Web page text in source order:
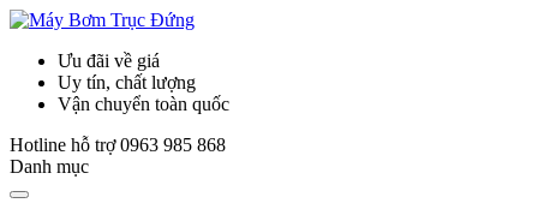
Ưu đãi về giá
Uy tín, chất lượng
Vận chuyển toàn quốc
Hotline hỗ trợ 0963 985 868
Danh mục